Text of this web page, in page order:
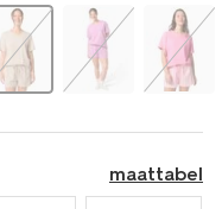
maattabel